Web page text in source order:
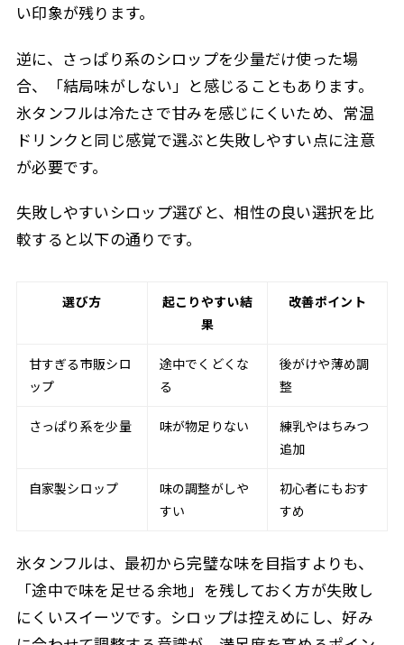
い印象が残ります。
逆に、さっぱり系のシロップを少量だけ使った場
合、「結局味がしない」と感じることもあります。
氷タンフルは冷たさで甘みを感じにくいため、常温
ドリンクと同じ感覚で選ぶと失敗しやすい点に注意
が必要です。
失敗しやすいシロップ選びと、相性の良い選択を比
較すると以下の通りです。
選び方
起こりやすい結
果
改善ポイント
甘すぎる市販シロ
ップ
途中でくどくな
る
後がけや薄め調
整
さっぱり系を少量 味が物足りない
練乳やはちみつ
追加
自家製シロップ
味の調整がしや
すい
初心者にもおす
すめ
氷タンフルは、最初から完璧な味を目指すよりも、
「途中で味を足せる余地」を残しておく方が失敗し
にくいスイーツです。シロップは控えめにし、好み